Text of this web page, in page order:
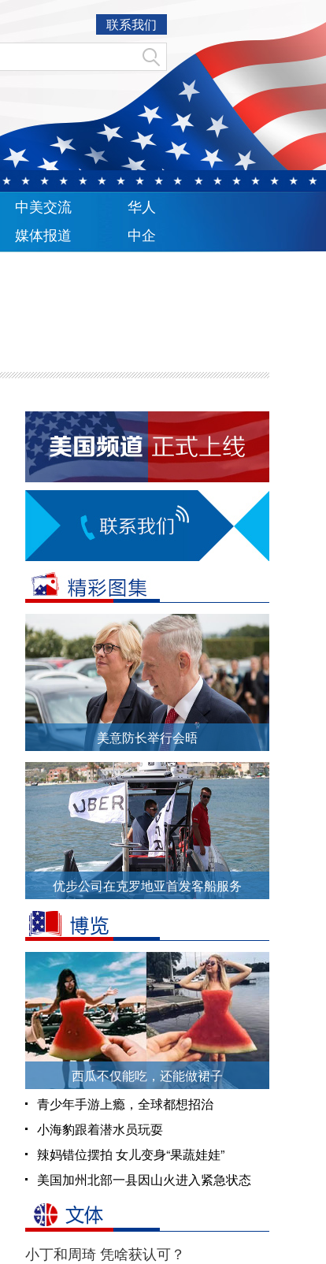
联系我们
中美交流
华人
媒体报道 中企
美意防长举行会晤
优步公司在克罗地亚首发客船服务
西瓜不仅能吃，还能做裙子
青少年手游上瘾，全球都想招治
小海豹跟着潜水员玩耍
辣妈错位摆拍 女儿变身“果蔬娃娃”
美国加州北部一县因山火进入紧急状态
小丁和周琦 凭啥获认可？